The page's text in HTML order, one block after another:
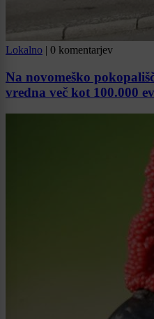
Lokalno | 0 komentarjev
Na novomeško
vredna več kot 100.000